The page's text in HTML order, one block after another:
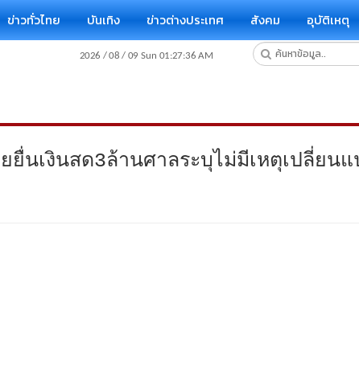
ข่าวทั่วไทย บันเทิง ข่าวต่างประเทศ สังคม อุบัติเหตุ
เงินสด3ล้านศาลระบุไม่มีเหตุเปลี่ยนแ